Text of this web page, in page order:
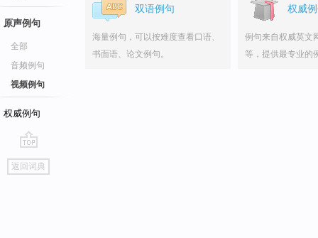
原声例句
全部
音频例句
视频例句
权威例句
go
top
返回词典
双语例句
海量例句，可以按难度查看口语、
书面语、论文例句。
权威
例句来自权威英文
等，提供最专业的